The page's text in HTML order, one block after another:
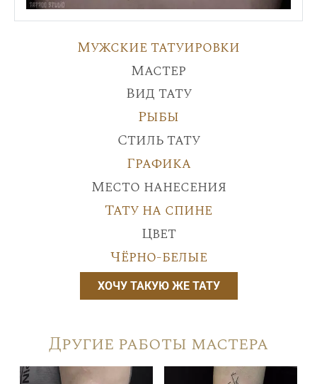
Мужские татуировки
Мастер
Вид тату
Рыбы
Стиль тату
Графика
Место нанесения
Тату на спине
Цвет
Чёрно-белые
ХОЧУ ТАКУЮ ЖЕ ТАТУ
Другие работы мастера